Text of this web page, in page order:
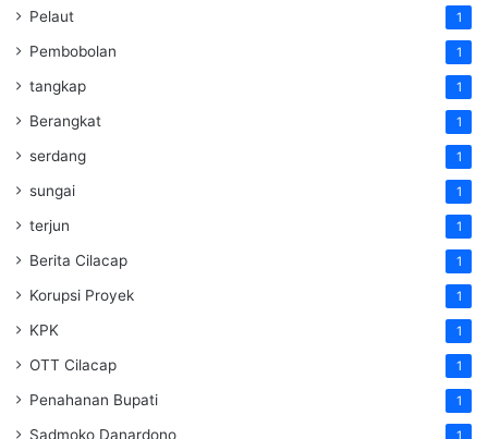
Pelaut 1
Pembobolan 1
tangkap 1
Berangkat 1
serdang 1
sungai 1
terjun 1
Berita Cilacap 1
Korupsi Proyek 1
KPK 1
OTT Cilacap 1
Penahanan Bupati 1
Sadmoko Danardono 1